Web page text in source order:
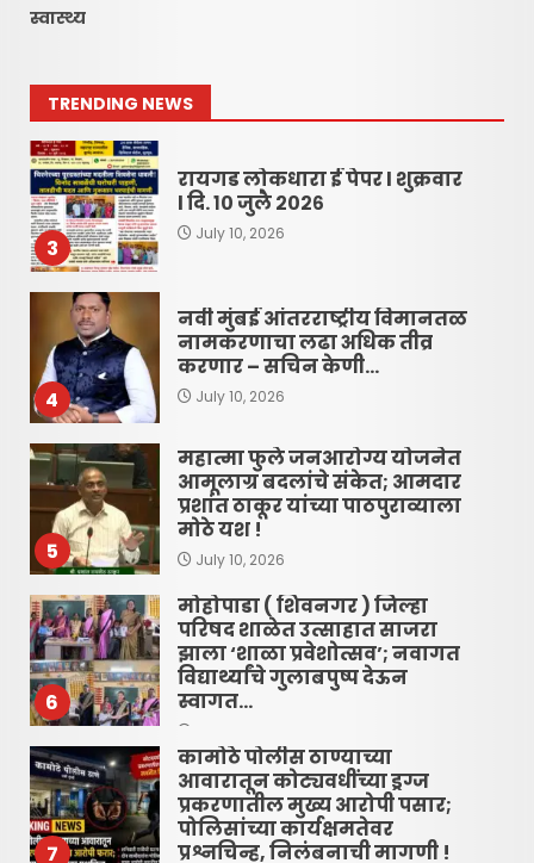
स्वास्थ्य
TRENDING NEWS
2
July 10, 2026
3
रायगड लोकधारा ई पेपर l शुक्रवार
l दि. १० जुलै २०२६
July 10, 2026
4
नवी मुंबई आंतरराष्ट्रीय विमानतळ
नामकरणाचा लढा अधिक तीव्र
करणार – सचिन केणी…
July 10, 2026
5
महात्मा फुले जनआरोग्य योजनेत
आमूलाग्र बदलांचे संकेत; आमदार
प्रशांत ठाकूर यांच्या पाठपुराव्याला
मोठे यश !
July 10, 2026
6
मोहोपाडा ( शिवनगर ) जिल्हा
परिषद शाळेत उत्साहात साजरा
झाला ‘शाळा प्रवेशोत्सव’; नवागत
विद्यार्थ्यांचे गुलाबपुष्प देऊन
स्वागत…
7
कामोठे पोलीस ठाण्याच्या
आवारातून कोट्यवधींच्या ड्रग्ज
प्रकरणातील मुख्य आरोपी पसार;
पोलिसांच्या कार्यक्षमतेवर
प्रश्नचिन्ह, निलंबनाची मागणी !